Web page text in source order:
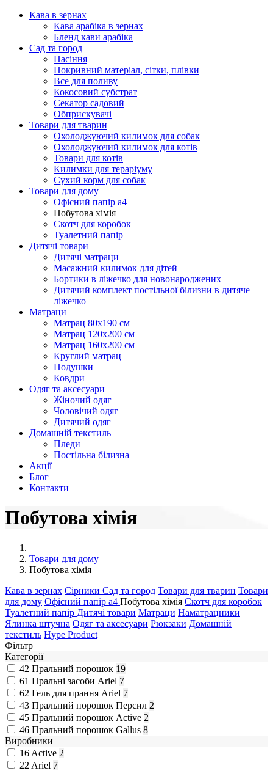
Кава в зернах
Кава арабіка в зернах
Бленд кави арабіка
Сад та город
Насіння
Покривний матеріал, сітки, плівки
Все для поливу
Кокосовий субстрат
Секатор садовий
Обприскувачі
Товари для тварин
Охолоджуючий килимок для собак
Охолоджуючий килимок для котів
Товари для котів
Килимки для тераріуму
Сухий корм для собак
Товари для дому
Офісний папір а4
Побутова хімія
Скотч для коробок
Туалетний папір
Дитячі товари
Дитячі матраци
Масажний килимок для дітей
Бортики в ліжечко для новонароджених
Дитячий комплект постільної білизни в дитяче
ліжечко
Матраци
Матрац 80х190 см
Матрац 120х200 см
Матрац 160х200 см
Круглий матрац
Подушки
Ковдри
Одяг та аксесуари
Жіночий одяг
Чоловічий одяг
Дитячий одяг
Домашній текстиль
Пледи
Постільна білизна
Акції
Блог
Контакти
Побутова хімія
Товари для дому
Побутова хімія
Кава в зернах Сірники Сад та город Товари для тварин Товари
для дому Офісний папір а4 Побутова хімія Скотч для коробок
Туалетний папір Дитячі товари Матраци Наматрацники
Ялинка штучна Одяг та аксесуари Рюкзаки Домашній
текстиль Hype Product
Фільтр
Категорії
42 Пральний порошок 19
61 Пральні засоби Ariel 7
62 Гель для прання Ariel 7
43 Пральний порошок Персил 2
45 Пральний порошок Active 2
46 Пральний порошок Gallus 8
Виробники
16 Active 2
22 Ariel 7